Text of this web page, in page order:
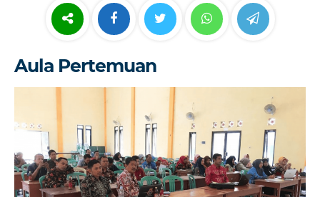
Aula Pertemuan